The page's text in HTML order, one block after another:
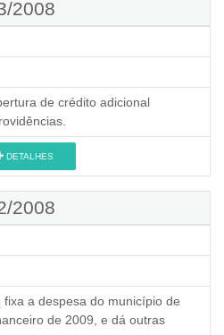
2008
de crédito adicional
DETALHES
2008
fixa a despesa do município de
de 2009, e dá outras